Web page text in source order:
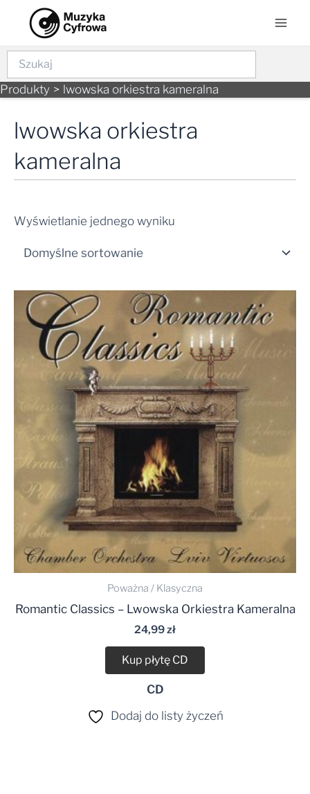
content
Szukaj
Produkty lwowska orkiestra kameralna
lwowska orkiestra
kameralna
Wyświetlanie jednego wyniku
Poważna / Klasyczna
Romantic Classics – Lwowska Orkiestra Kameralna
24,99zł
Kup płytę CD
CD
Dodaj do listy życzeń